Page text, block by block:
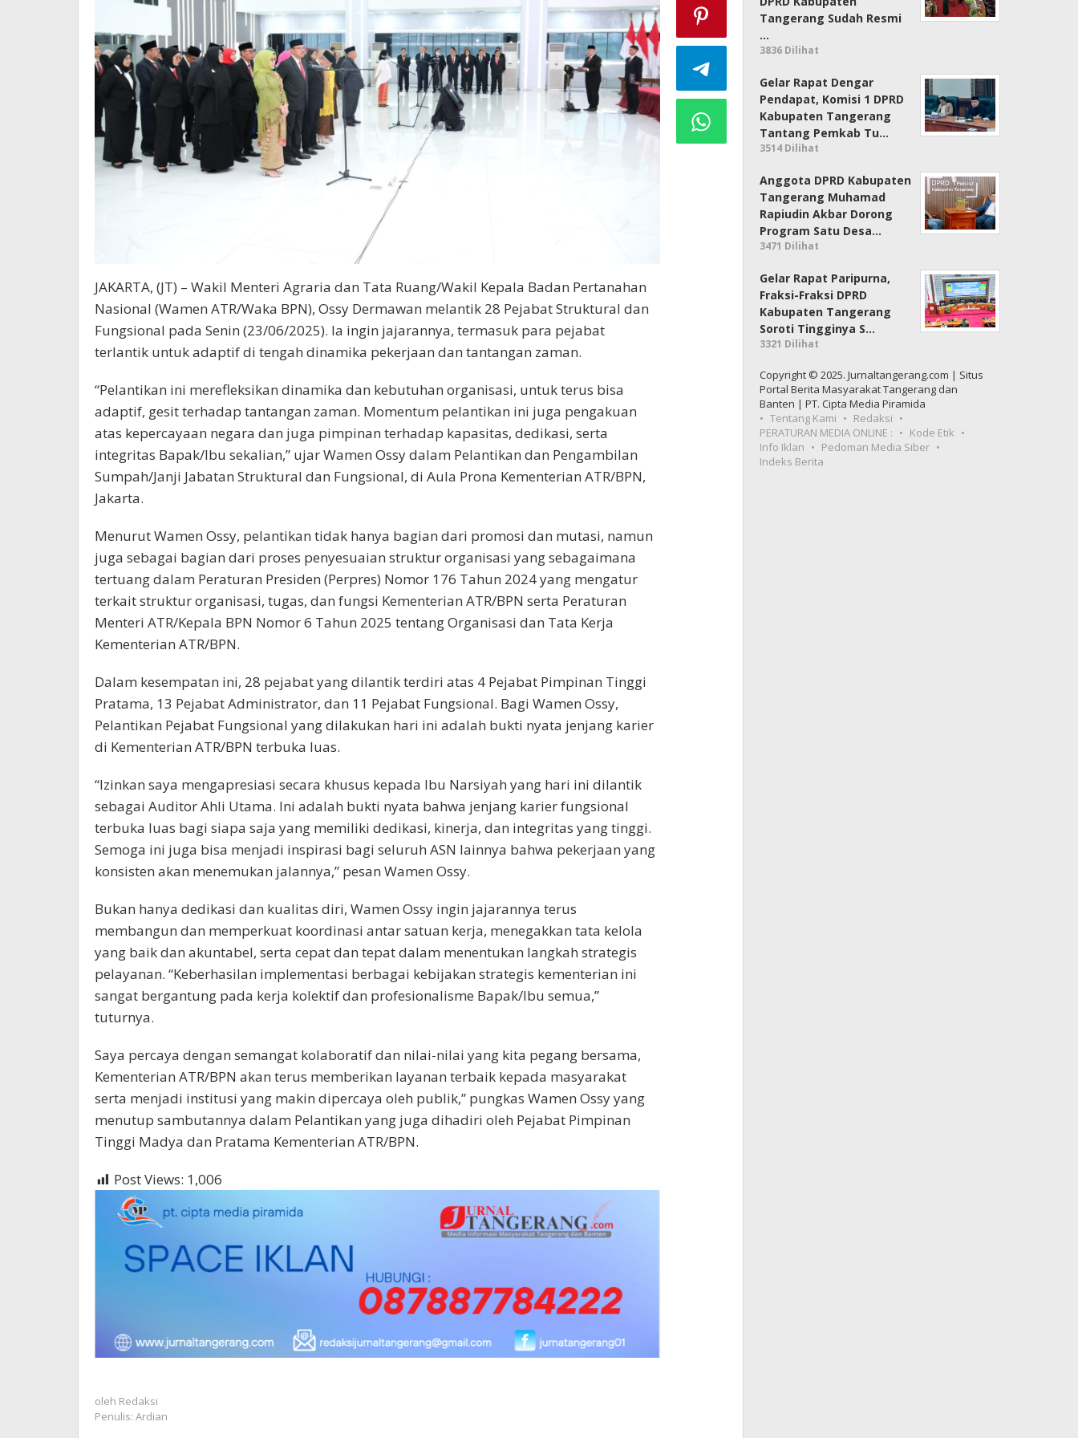
JAKARTA, (JT) – Wakil Menteri Agraria dan Tata Ruang/Wakil Kepala Badan Pertanahan
Nasional (Wamen ATR/Waka BPN), Ossy Dermawan melantik 28 Pejabat Struktural dan
Fungsional pada Senin (23/06/2025). Ia ingin jajarannya, termasuk para pejabat
terlantik untuk adaptif di tengah dinamika pekerjaan dan tantangan zaman.
“Pelantikan ini merefleksikan dinamika dan kebutuhan organisasi, untuk terus bisa
adaptif, gesit terhadap tantangan zaman. Momentum pelantikan ini juga pengakuan
atas kepercayaan negara dan juga pimpinan terhadap kapasitas, dedikasi, serta
integritas Bapak/Ibu sekalian,” ujar Wamen Ossy dalam Pelantikan dan Pengambilan
Sumpah/Janji Jabatan Struktural dan Fungsional, di Aula Prona Kementerian ATR/BPN,
Jakarta.
Menurut Wamen Ossy, pelantikan tidak hanya bagian dari promosi dan mutasi, namun
juga sebagai bagian dari proses penyesuaian struktur organisasi yang sebagaimana
tertuang dalam Peraturan Presiden (Perpres) Nomor 176 Tahun 2024 yang mengatur
terkait struktur organisasi, tugas, dan fungsi Kementerian ATR/BPN serta Peraturan
Menteri ATR/Kepala BPN Nomor 6 Tahun 2025 tentang Organisasi dan Tata Kerja
Kementerian ATR/BPN.
Dalam kesempatan ini, 28 pejabat yang dilantik terdiri atas 4 Pejabat Pimpinan Tinggi
Pratama, 13 Pejabat Administrator, dan 11 Pejabat Fungsional. Bagi Wamen Ossy,
Pelantikan Pejabat Fungsional yang dilakukan hari ini adalah bukti nyata jenjang karier
di Kementerian ATR/BPN terbuka luas.
“Izinkan saya mengapresiasi secara khusus kepada Ibu Narsiyah yang hari ini dilantik
sebagai Auditor Ahli Utama. Ini adalah bukti nyata bahwa jenjang karier fungsional
terbuka luas bagi siapa saja yang memiliki dedikasi, kinerja, dan integritas yang tinggi.
Semoga ini juga bisa menjadi inspirasi bagi seluruh ASN lainnya bahwa pekerjaan yang
konsisten akan menemukan jalannya,” pesan Wamen Ossy.
Bukan hanya dedikasi dan kualitas diri, Wamen Ossy ingin jajarannya terus
membangun dan memperkuat koordinasi antar satuan kerja, menegakkan tata kelola
yang baik dan akuntabel, serta cepat dan tepat dalam menentukan langkah strategis
pelayanan. “Keberhasilan implementasi berbagai kebijakan strategis kementerian ini
sangat bergantung pada kerja kolektif dan profesionalisme Bapak/Ibu semua,”
tuturnya.
Saya percaya dengan semangat kolaboratif dan nilai-nilai yang kita pegang bersama,
Kementerian ATR/BPN akan terus memberikan layanan terbaik kepada masyarakat
serta menjadi institusi yang makin dipercaya oleh publik,” pungkas Wamen Ossy yang
menutup sambutannya dalam Pelantikan yang juga dihadiri oleh Pejabat Pimpinan
Tinggi Madya dan Pratama Kementerian ATR/BPN.
Post Views: 1,006
oleh Redaksi
Penulis: Ardian
Tangerang Sudah Resmi
…
3836 Dilihat
Gelar Rapat Dengar
Pendapat, Komisi 1 DPRD
Kabupaten Tangerang
Tantang Pemkab Tu…
3514 Dilihat
Anggota DPRD Kabupaten
Tangerang Muhamad
Rapiudin Akbar Dorong
Program Satu Desa…
3471 Dilihat
Gelar Rapat Paripurna,
Fraksi-Fraksi DPRD
Kabupaten Tangerang
Soroti Tingginya S…
3321 Dilihat
Copyright © 2025. Jurnaltangerang.com | Situs
Portal Berita Masyarakat Tangerang dan
Banten | PT. Cipta Media Piramida
Tentang Kami
Redaksi
PERATURAN MEDIA ONLINE :
Kode Etik
Info Iklan
Pedoman Media Siber
Indeks Berita